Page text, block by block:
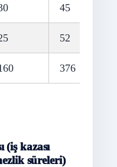
45
52
376
(iş kazası
süreleri)